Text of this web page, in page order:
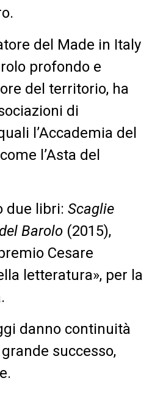
del Made in Italy
profondo e
del territorio, ha
di
l’Accademia del
l’Asta del
due libri: Scaglie
Barolo (2015),
Cesare
letteratura», per la
danno continuità
successo,